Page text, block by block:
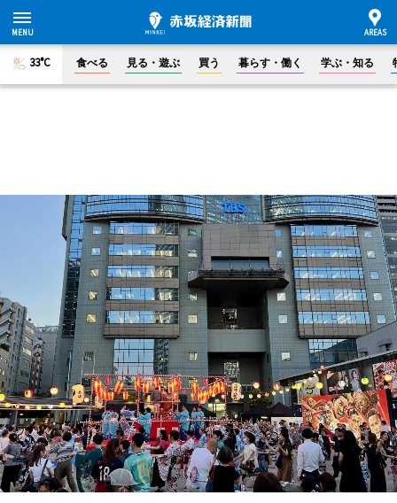
33°C 食べる 見る・遊ぶ 買う 暮らす・働く 学ぶ・知る